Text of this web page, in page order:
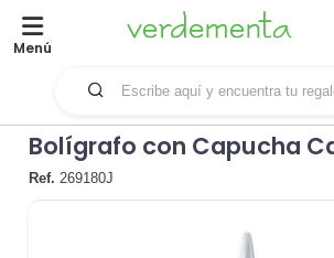
Menú
Bolígrafo con Capucha
Ref. 269180J